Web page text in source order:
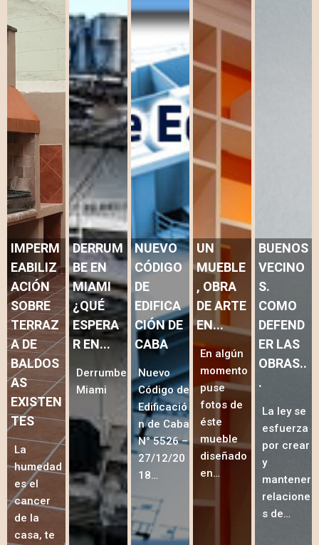
IMPERM
EABILIZ
ACIÓN
SOBRE
TERRAZ
A DE
BALDOS
AS
EXISTEN
TES
La
humedad
es el
cancer
de la
casa, te
DERRUM
BE EN
MIAMI
¿QUÉ
ESPERA
R EN...
Derrumbe
Miami
NUEVO
CÓDIGO
DE
EDIFICA
CIÓN DE
CABA
Nuevo
Código de
Edificació
n de Caba
N° 5526 –
27/12/20
18…
UN
MUEBLE
, OBRA
DE ARTE
EN...
En algún
momento
puse
fotos de
éste
mueble
diseñado
en…
BUENOS
VECINO
S.
COMO
DEFEND
ER LAS
OBRAS..
.
La ley se
esfuerza
por crear
y
mantener
relacione
s de…